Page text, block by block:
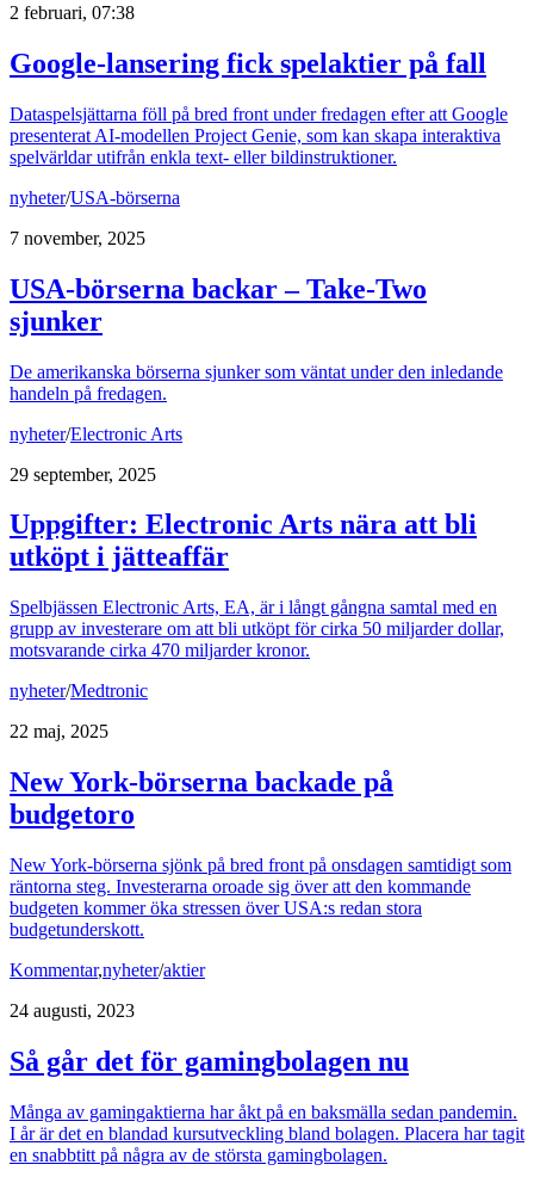
2 februari, 07:38
Google-lansering fick spelaktier på fall
Dataspelsjättarna föll på bred front under fredagen efter att Google
presenterat AI-modellen Project Genie, som kan skapa interaktiva
spelvärldar utifrån enkla text- eller bildinstruktioner.
nyheter/USA-börserna
7 november, 2025
USA-börserna backar – Take-Two
sjunker
De amerikanska börserna sjunker som väntat under den inledande
handeln på fredagen.
nyheter/Electronic Arts
29 september, 2025
Uppgifter: Electronic Arts nära att bli
utköpt i jätteaffär
Spelbjässen Electronic Arts, EA, är i långt gångna samtal med en
grupp av investerare om att bli utköpt för cirka 50 miljarder dollar,
motsvarande cirka 470 miljarder kronor.
nyheter/Medtronic
22 maj, 2025
New York-börserna backade på
budgetoro
New York-börserna sjönk på bred front på onsdagen samtidigt som
räntorna steg. Investerarna oroade sig över att den kommande
budgeten kommer öka stressen över USA:s redan stora
budgetunderskott.
Kommentar,nyheter/aktier
24 augusti, 2023
Så går det för gamingbolagen nu
Många av gamingaktierna har åkt på en baksmälla sedan pandemin.
I år är det en blandad kursutveckling bland bolagen. Placera har tagit
en snabbtitt på några av de största gamingbolagen.